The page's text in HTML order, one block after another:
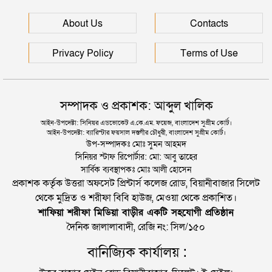
সিলেটে বিদ্যুৎস্পৃষ্টে প্রাণ গেল সিসিক কর্মীর
About Us Contacts
Privacy Policy Terms of Use
সম্পাদক ও প্রকাশক: আব্দুল খালিক
আইন-উপদেষ্টা: সিনিয়র এডভোকেট এ.কে.এম. ফয়েজ, বাংলাদেশ সুপ্রীম কোর্ট।
আইন-উপদেষ্টা: ব্যারিস্টার ফয়সাল দস্তগীর চৌধুরী, বাংলাদেশ সুপ্রীম কোর্ট।
উপ-সম্পাদকঃ মোঃ সুমন আহমদ
সিনিয়র স্টাফ রিপোর্টার: মো: আবু তাহের
সার্বিক ব্যবস্থাপকঃ মোঃ আলী হোসেন
প্রকাশক কর্তৃক উত্তরা অফসেট প্রিন্টার্স কলেজ রোড, বিয়ানীবাজার সিলেট
থেকে মুদ্রিত ও শরীফা বিবি হাউজ, মেওয়া থেকে প্রকাশিত।
শাফিয়া শরীফা মিডিয়া বাড়ীর একটি সহযোগী প্রতিষ্ঠান
দৈনিক জালালাবাদী, রেজি নং: সিল/১৫০
বানিজ্যিক কার্যালয় :